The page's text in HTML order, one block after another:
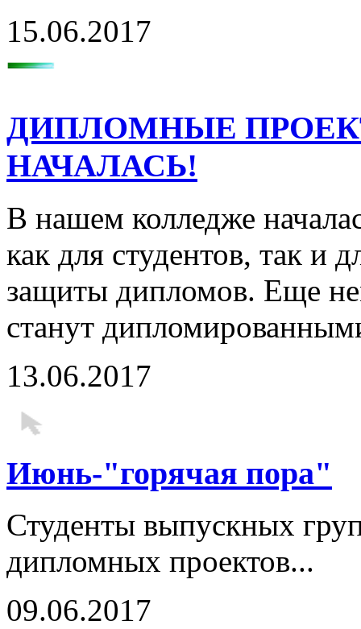
15.06.2017
ДИПЛОМНЫЕ
НАЧАЛАСЬ!
В нашем колледже
как для студентов, так и
защиты дипломов. Еще
станут
13.06.2017
Июнь-"горячая пора"
Студенты выпускных
дипломных проектов...
09.06.2017